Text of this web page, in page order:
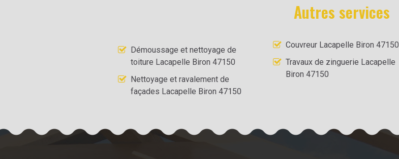
Autres services
Démoussage et nettoyage de
toiture Lacapelle Biron 47150
Nettoyage et ravalement de
façades Lacapelle Biron 47150
Couvreur Lacapelle Biron 47150
Travaux de zinguerie Lacapelle
Biron 47150